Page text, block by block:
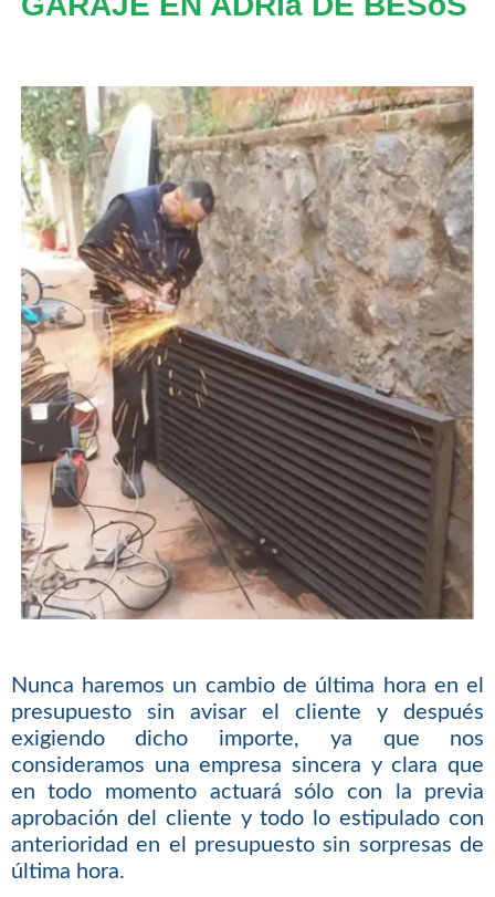
Nunca haremos un cambio de última hora en el
presupuesto sin avisar el cliente y después
exigiendo dicho importe, ya que nos
consideramos una empresa sincera y clara que
en todo momento actuará sólo con la previa
aprobación del cliente y todo lo estipulado con
anterioridad en el presupuesto sin sorpresas de
última hora.